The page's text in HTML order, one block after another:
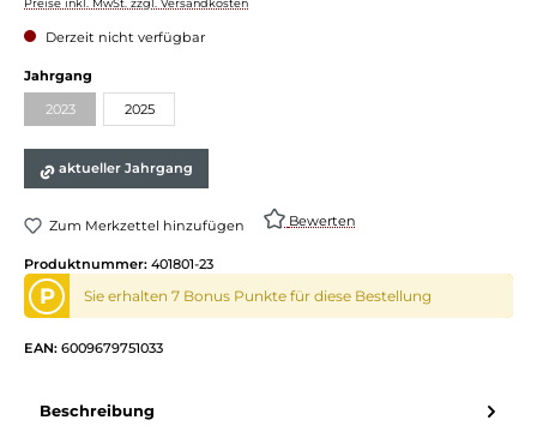
Preise inkl. MwSt. zzgl. Versandkosten
Derzeit nicht verfügbar
Jahrgang
2023 2025
aktueller Jahrgang
Zum Merkzettel hinzufügen Bewerten
Produktnummer: 401801-23
P Sie erhalten 7 Bonus Punkte für diese Bestellung
EAN: 6009679751033
Beschreibung